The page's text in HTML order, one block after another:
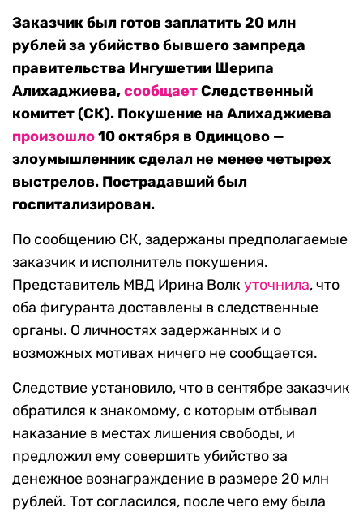
Заказчик был готов заплатить 20 млн
рублей за убийство бывшего зампреда
правительства Ингушетии Шерипа
Алихаджиева,сообщаетСледственный
комитет (СК). Покушение на Алихаджиева
произошло10 октября в Одинцово —
злоумышленник сделал не менее четырех
выстрелов. Пострадавший был
госпитализирован.
По сообщению СК, задержаны предполагаемые
заказчик и исполнитель покушения.
Представитель МВД Ирина Волкуточнила, что
оба фигуранта доставлены в следственные
органы. О личностях задержанных и о
возможных мотивах ничего не сообщается.
Следствие установило, что в сентябре заказчик
обратился к знакомому, с которым отбывал
наказание в местах лишения свободы, и
предложил ему совершить убийство за
денежное вознаграждение в размере 20 млн
рублей. Тот согласился, после чего ему была